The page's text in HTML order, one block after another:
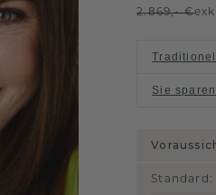
2.869,- €
Sie sparen
Standard :